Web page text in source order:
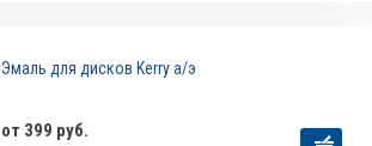
Эмаль для дисков Kerry а/э
от 399 руб.